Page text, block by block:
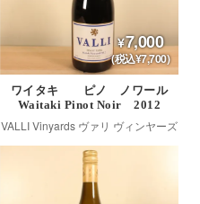
7,000
(税込¥7,700)
ワイタキ ピノ ノワール
Waitaki Pinot Noir 2012
VALLI Vinyards ヴァリ ヴィンヤーズ